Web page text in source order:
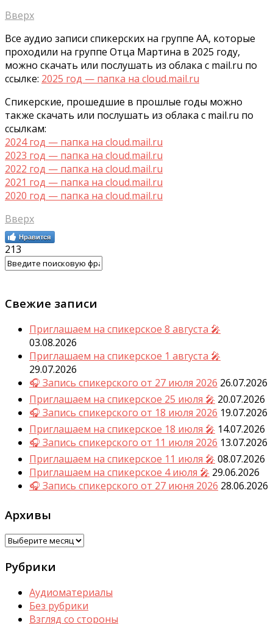
Вверх
Все аудио записи спикерских на группе АА, которые
проходили на группе Отца Мартина в 2025 году,
можно скачать или послушать из облака с mail.ru по
ссылке: 2025 год — папка на cloud.mail.ru
Спикерские, прошедшие в прошлые годы можно
также скачать или послушать из облака с mail.ru по
ссылкам:
2024 год — папка на cloud.mail.ru
2023 год — папка на cloud.mail.ru
2022 год — папка на cloud.mail.ru
2021 год — папка на cloud.mail.ru
2020 год — папка на cloud.mail.ru
Вверх
Нравится
213
Свежие записи
Приглашаем на спикерское 8 августа 🎤
03.08.2026
Приглашаем на спикерское 1 августа 🎤
29.07.2026
🎧 Запись спикерского от 27 июля 2026 26.07.2026
Приглашаем на спикерское 25 июля 🎤 20.07.2026
🎧 Запись спикерского от 18 июля 2026 19.07.2026
Приглашаем на спикерское 18 июля 🎤 14.07.2026
🎧 Запись спикерского от 11 июля 2026 13.07.2026
Приглашаем на спикерское 11 июля 🎤 08.07.2026
Приглашаем на спикерское 4 июля 🎤 29.06.2026
🎧 Запись спикерского от 27 июня 2026 28.06.2026
Архивы
Архивы
Рубрики
Аудиоматериалы
Без рубрики
Взгляд со стороны